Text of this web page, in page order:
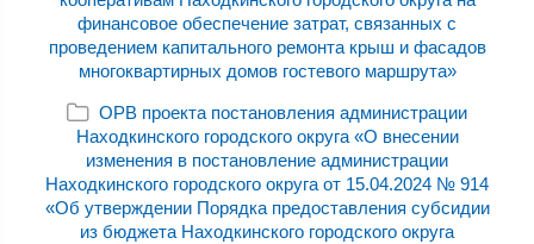
финансовое обеспечение затрат, связанных с
проведением капитального ремонта крыш и фасадов
многоквартирных домов гостевого маршрута»
ОРВ проекта постановления администрации
Находкинского городского округа «О внесении
изменения в постановление администрации
Находкинского городского округа от 15.04.2024 № 914
«Об утверждении Порядка предоставления субсидии
из бюджета Находкинского городского округа